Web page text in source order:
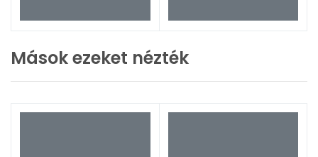
Mások ezeket nézték